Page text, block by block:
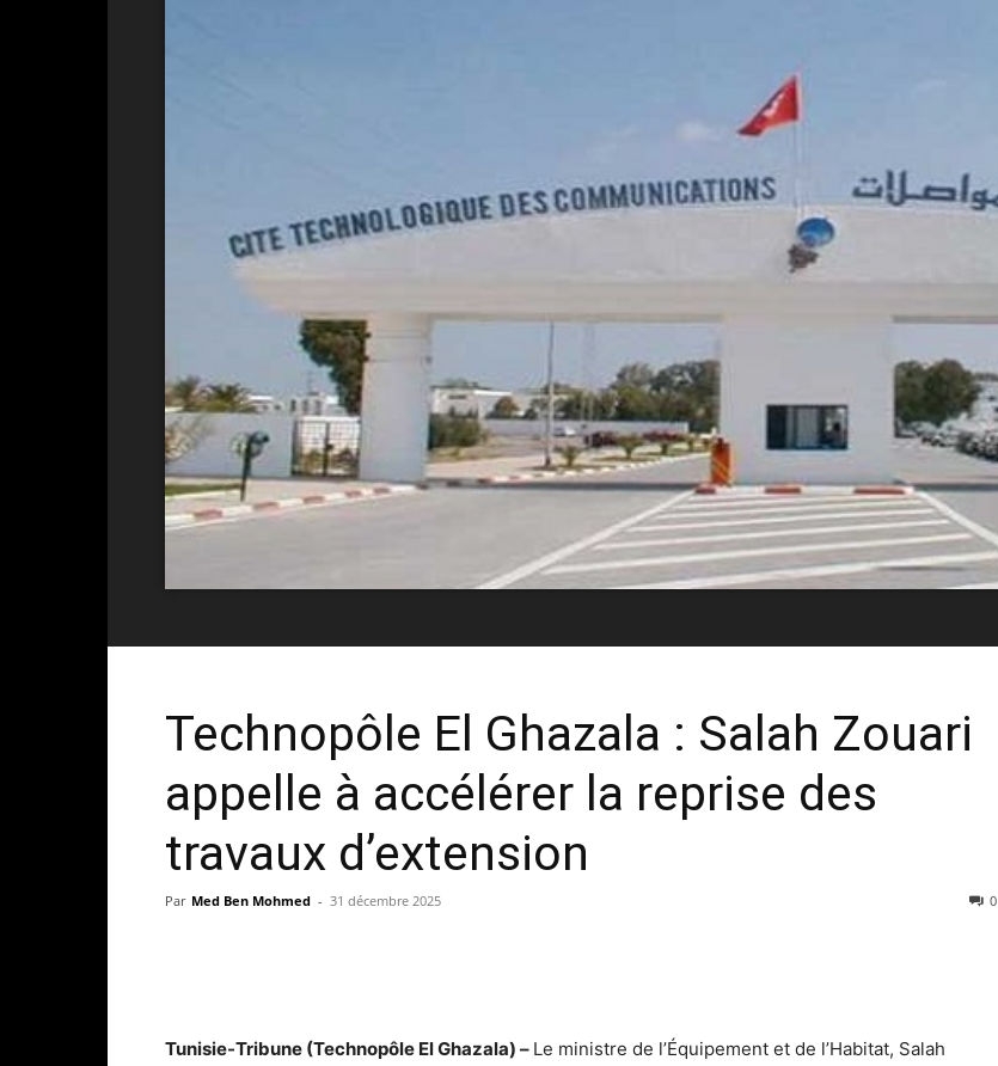
Technopôle El Ghazala : Salah Zouari
appelle à accélérer la reprise des
travaux d’extension
Par Med Ben Mohmed - 31 décembre 2025 0
Tunisie-Tribune (Technopôle El Ghazala) – Le ministre de l’Équipement et de l’Habitat, Salah